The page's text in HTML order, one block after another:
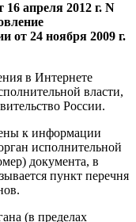
апреля 2012 г. N
от 24 ноября 2009 г.
в Интернете
власти,
России.
к информации
исполнительной
документа, в
пункт перечня
(в пределах